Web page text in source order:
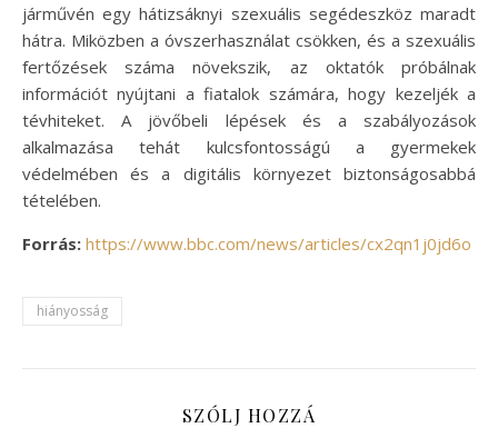
járművén egy hátizsáknyi szexuális segédeszköz maradt
hátra. Miközben a óvszerhasználat csökken, és a szexuális
fertőzések száma növekszik, az oktatók próbálnak
információt nyújtani a fiatalok számára, hogy kezeljék a
tévhiteket. A jövőbeli lépések és a szabályozások
alkalmazása tehát kulcsfontosságú a gyermekek
védelmében és a digitális környezet biztonságosabbá
tételében.
Forrás: https://www.bbc.com/news/articles/cx2qn1j0jd6o
hiányosság
SZÓLJ HOZZÁ